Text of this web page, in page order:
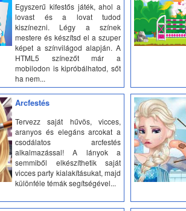
Egyszerű kifestős játék, ahol a
lovast és a lovat tudod
kiszínezni. Légy a színek
mestere és készítsd el a szuper
képet a színvilágod alapján. A
HTML5 színezőt már a
mobilodon is kipróbálhatod, sőt
ha nem...
Arcfestés
Tervezz saját hűvös, vicces,
aranyos és elegáns arcokat a
csodálatos arcfestés
alkalmazással! A lányok a
semmiből elkészíthetik saját
vicces party kialakításukat, majd
különféle témák segítségével...